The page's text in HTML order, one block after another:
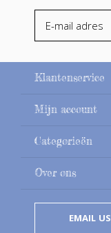
Klantenservice
Mijn account
Categorieën
Over ons
EMAIL US